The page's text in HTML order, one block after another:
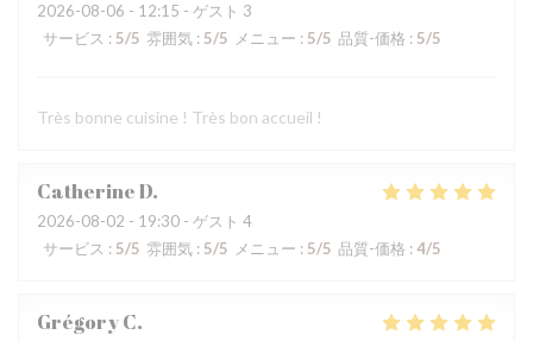
2026-08-06 - 12:15 - ゲスト 3
サービス : 5/5 雰囲気 : 5/5 メニュー : 5/5 品質-価格 : 5/5
Très bonne cuisine ! Très bon accueil !
CatherineD
2026-08-02 - 19:30 - ゲスト 4
サービス : 5/5 雰囲気 : 5/5 メニュー : 5/5 品質-価格 : 4/5
GrégoryC